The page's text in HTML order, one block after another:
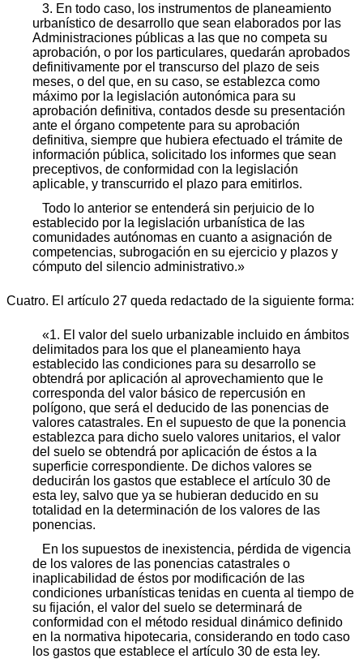
3. En todo caso, los instrumentos de planeamiento
urbanístico de desarrollo que sean elaborados por las
Administraciones públicas a las que no competa su
aprobación, o por los particulares, quedarán aprobados
definitivamente por el transcurso del plazo de seis
meses, o del que, en su caso, se establezca como
máximo por la legislación autonómica para su
aprobación definitiva, contados desde su presentación
ante el órgano competente para su aprobación
definitiva, siempre que hubiera efectuado el trámite de
información pública, solicitado los informes que sean
preceptivos, de conformidad con la legislación
aplicable, y transcurrido el plazo para emitirlos.
Todo lo anterior se entenderá sin perjuicio de lo
establecido por la legislación urbanística de las
comunidades autónomas en cuanto a asignación de
competencias, subrogación en su ejercicio y plazos y
cómputo del silencio administrativo.»
Cuatro. El artículo 27 queda redactado de la siguiente forma:
«1. El valor del suelo urbanizable incluido en ámbitos
delimitados para los que el planeamiento haya
establecido las condiciones para su desarrollo se
obtendrá por aplicación al aprovechamiento que le
corresponda del valor básico de repercusión en
polígono, que será el deducido de las ponencias de
valores catastrales. En el supuesto de que la ponencia
establezca para dicho suelo valores unitarios, el valor
del suelo se obtendrá por aplicación de éstos a la
superficie correspondiente. De dichos valores se
deducirán los gastos que establece el artículo 30 de
esta ley, salvo que ya se hubieran deducido en su
totalidad en la determinación de los valores de las
ponencias.
En los supuestos de inexistencia, pérdida de vigencia
de los valores de las ponencias catastrales o
inaplicabilidad de éstos por modificación de las
condiciones urbanísticas tenidas en cuenta al tiempo de
su fijación, el valor del suelo se determinará de
conformidad con el método residual dinámico definido
en la normativa hipotecaria, considerando en todo caso
los gastos que establece el artículo 30 de esta ley.